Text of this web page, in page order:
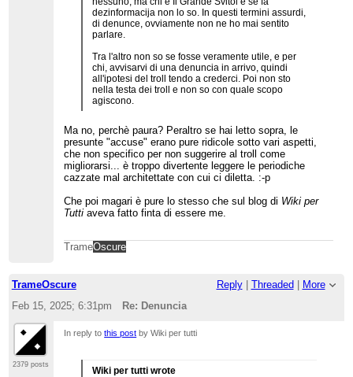
dezinformacija non lo so. In questi termini assurdi,
di denunce, ovviamente non ne ho mai sentito
parlare.
Tra l'altro non so se fosse veramente utile, e per
chi, avvisarvi di una denuncia in arrivo, quindi
all'ipotesi del troll tendo a crederci. Poi non sto
nella testa dei troll e non so con quale scopo
agiscono.
Ma no, perchè paura? Peraltro se hai letto sopra, le
presunte "accuse" erano pure ridicole sotto vari aspetti,
che non specifico per non suggerire al troll come
migliorarsi... è troppo divertente leggere le periodiche
cazzate mal architettate con cui ci diletta. :-p
Che poi magari è pure lo stesso che sul blog di Wiki per
Tutti aveva fatto finta di essere me.
TrameOscure
TrameOscure Reply| Threaded
More
Feb 15, 2025; 6:31pm
Re: Denuncia
2379 posts
In reply tothis post by Wiki per tutti
Wiki per tutti wrote